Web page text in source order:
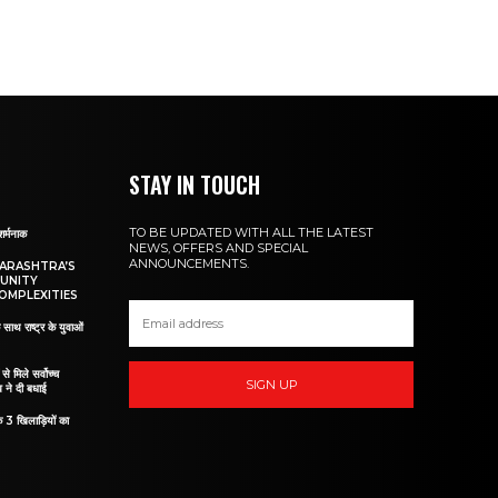
साथ राष्ट्र के युवाओं
से मिले सर्वोच्च
ने दी बधाई
खिलाड़ियों का
STAY IN TOUCH
TO BE UPDATED WITH ALL THE LATEST
NEWS, OFFERS AND SPECIAL
ANNOUNCEMENTS.
SIGN UP